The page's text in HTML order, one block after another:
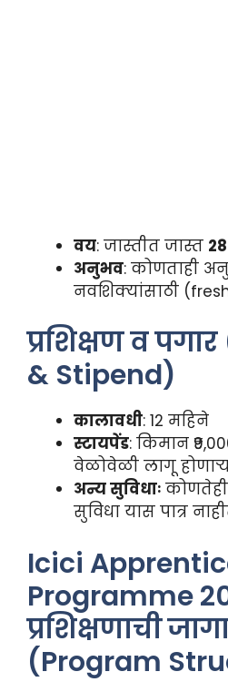
वय: जास्तीत जास्त
अनुभव: कोणताही
नवशिक्यांसाठी
प्रशिक्षण व
& Stipend)
कालावधी: 12 महिने
स्टायपेंड: किमान
वेळोवेळी लागू
अन्य सुविधाः कोणतेही
सुविधा यास पात्र
Icici
Programme
प्रशिक्षणाची
(Program